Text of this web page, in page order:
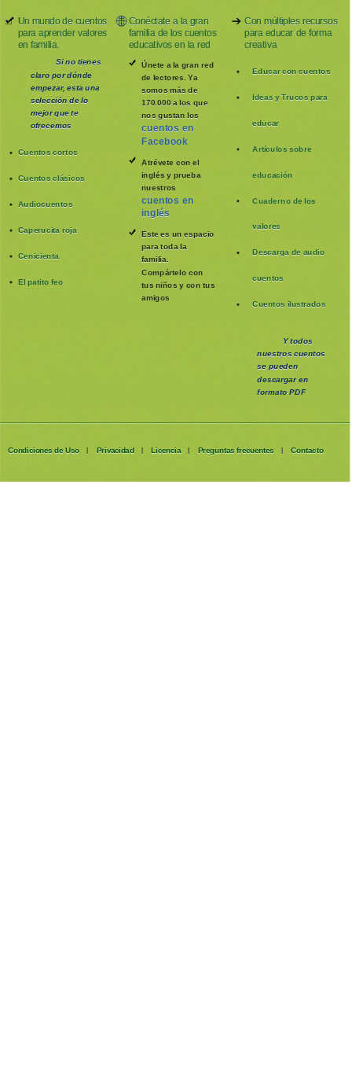
Un mundo de cuentos
para aprender valores
en familia.
Si no tienes
claro por dónde
empezar, esta una
selección de lo
mejor que te
ofrecemos
Cuentos cortos
Cuentos clásicos
Audiocuentos
Caperucita roja
Cenicienta
El patito feo
Conéctate a la gran
familia de los cuentos
educativos en la red
Únete a la gran red
de lectores. Ya
somos más de
170.000 a los que
nos gustan los
cuentos en
Facebook
Atrévete con el
inglés y prueba
nuestros
cuentos en
inglés
Este es un espacio
para toda la
familia.
Compártelo con
tus niños y con tus
amigos
Con múltiples recursos
para educar de forma
creativa
Educar con cuentos
Ideas y Trucos para
educar
Artículos sobre
educación
Cuaderno de los
valores
Descarga de audio
cuentos
Cuentos ilustrados
Y todos
nuestros cuentos
se pueden
descargar en
formato PDF
Condiciones de Uso | Privacidad | Licencia | Preguntas frecuentes | Contacto